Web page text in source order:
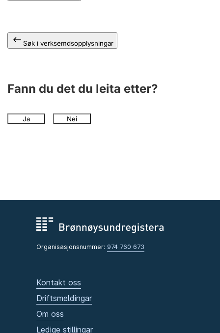
Søk i verksemdsopplysningar
Fann du det du leita etter?
Ja Nei
Organisasjonsnummer: 974 760 673
Kontakt oss
Driftsmeldingar
Om oss
Ledige stillingar